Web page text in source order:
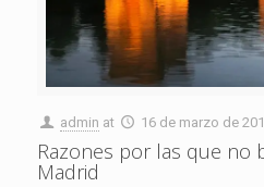
admin at 16 de marzo de
Razones por las que no
Madrid